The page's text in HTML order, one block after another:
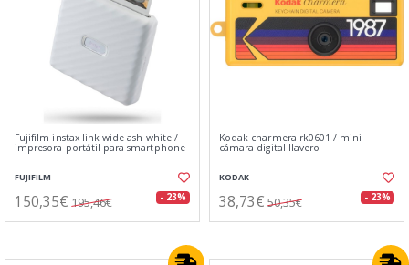
Fujifilm instax link wide ash white /
impresora portátil para smartphone
FUJIFILM
150,35€ 195,46€ - 23%
Kodak charmera rk0601 / mini
cámara digital llavero
KODAK
38,73€ 50,35€ - 23%